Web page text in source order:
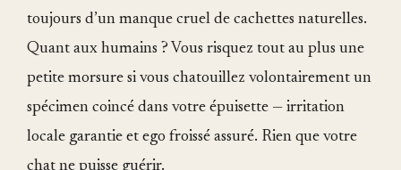
toujours d’un manque cruel de cachettes naturelles.
Quant aux humains ? Vous risquez tout au plus une
petite morsure si vous chatouillez volontairement un
spécimen coincé dans votre épuisette — irritation
locale garantie et ego froissé assuré. Rien que votre
chat ne puisse guérir.